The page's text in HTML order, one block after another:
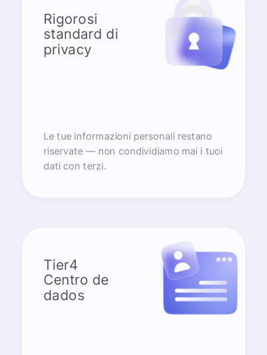
Rigorosi
standard di
privacy
Le tue informazioni personali restano
riservate — non condividiamo mai i tuoi
dati con terzi.
Tier4
Centro de
dados